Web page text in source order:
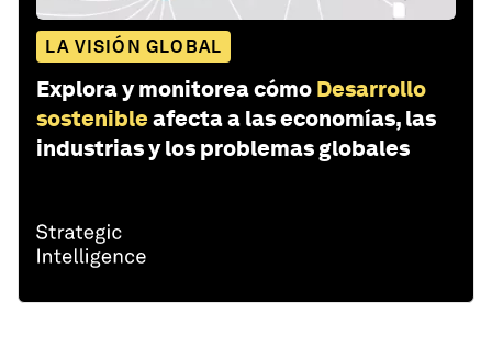
LA VISIÓN GLOBAL
Explora y monitorea cómo Desarrollo
sostenible afecta a las economías, las
industrias y los problemas globales